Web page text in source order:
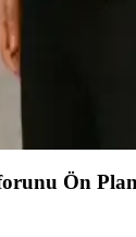
Kürklü
Tasarım
kürklü ve şık
görünümüyle
Ön